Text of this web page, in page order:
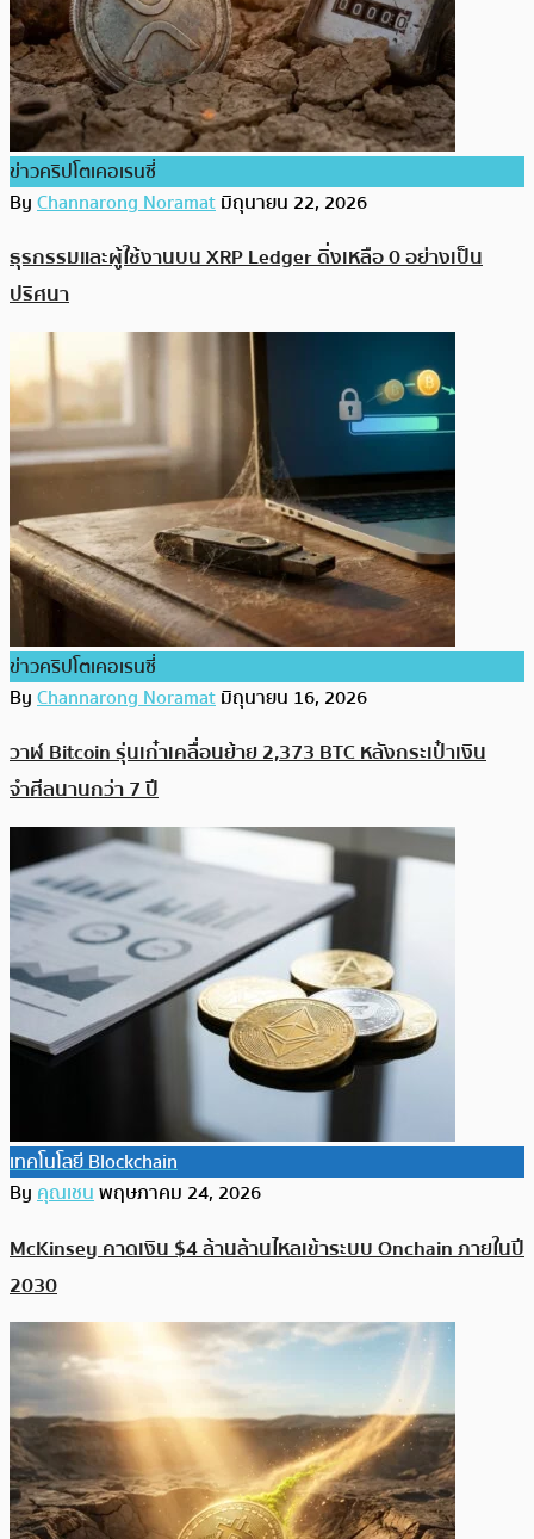
ข่าวคริปโตเคอเรนซี่
ByChannarong Noramatมิถุนายน 22, 2026
ธุรกรรมและผู้ใช้งานบน XRP Ledger ดิ่งเหลือ 0 อย่างเป็น
ปริศนา
ข่าวคริปโตเคอเรนซี่
ByChannarong Noramatมิถุนายน 16, 2026
วาฬ Bitcoin รุ่นเก๋าเคลื่อนย้าย 2,373 BTC หลังกระเป๋าเงิน
จำศีลนานกว่า 7 ปี
เทคโนโลยี Blockchain
Byคุณเชนพฤษภาคม 24, 2026
McKinsey คาดเงิน $4 ล้านล้านไหลเข้าระบบ Onchain ภายในปี
2030